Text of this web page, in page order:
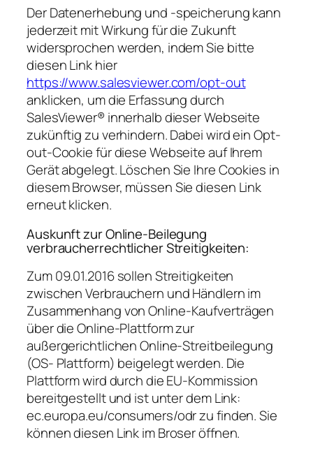
Der Datenerhebung und -speicherung kann
jederzeit mit Wirkung für die Zukunft
widersprochen werden, indem Sie bitte
diesen Link hier
https://www.salesviewer.com/opt-out
anklicken, um die Erfassung durch
SalesViewer® innerhalb dieser Webseite
zukünftig zu verhindern. Dabei wird ein Opt-
out-Cookie für diese Webseite auf Ihrem
Gerät abgelegt. Löschen Sie Ihre Cookies in
diesem Browser, müssen Sie diesen Link
erneut klicken.
Auskunft zur Online-Beilegung
verbraucherrechtlicher Streitigkeiten:
Zum 09.01.2016 sollen Streitigkeiten
zwischen Verbrauchern und Händlern im
Zusammenhang von Online-Kaufverträgen
über die Online-Plattform zur
außergerichtlichen Online-Streitbeilegung
(OS- Plattform) beigelegt werden. Die
Plattform wird durch die EU-Kommission
bereitgestellt und ist unter dem Link:
ec.europa.eu/consumers/odr zu finden. Sie
können diesen Link im Broser öffnen.